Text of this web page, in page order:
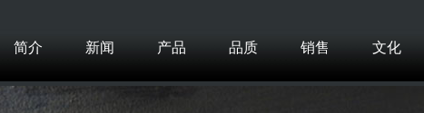
简介 新闻 产品 品质 销售 文化